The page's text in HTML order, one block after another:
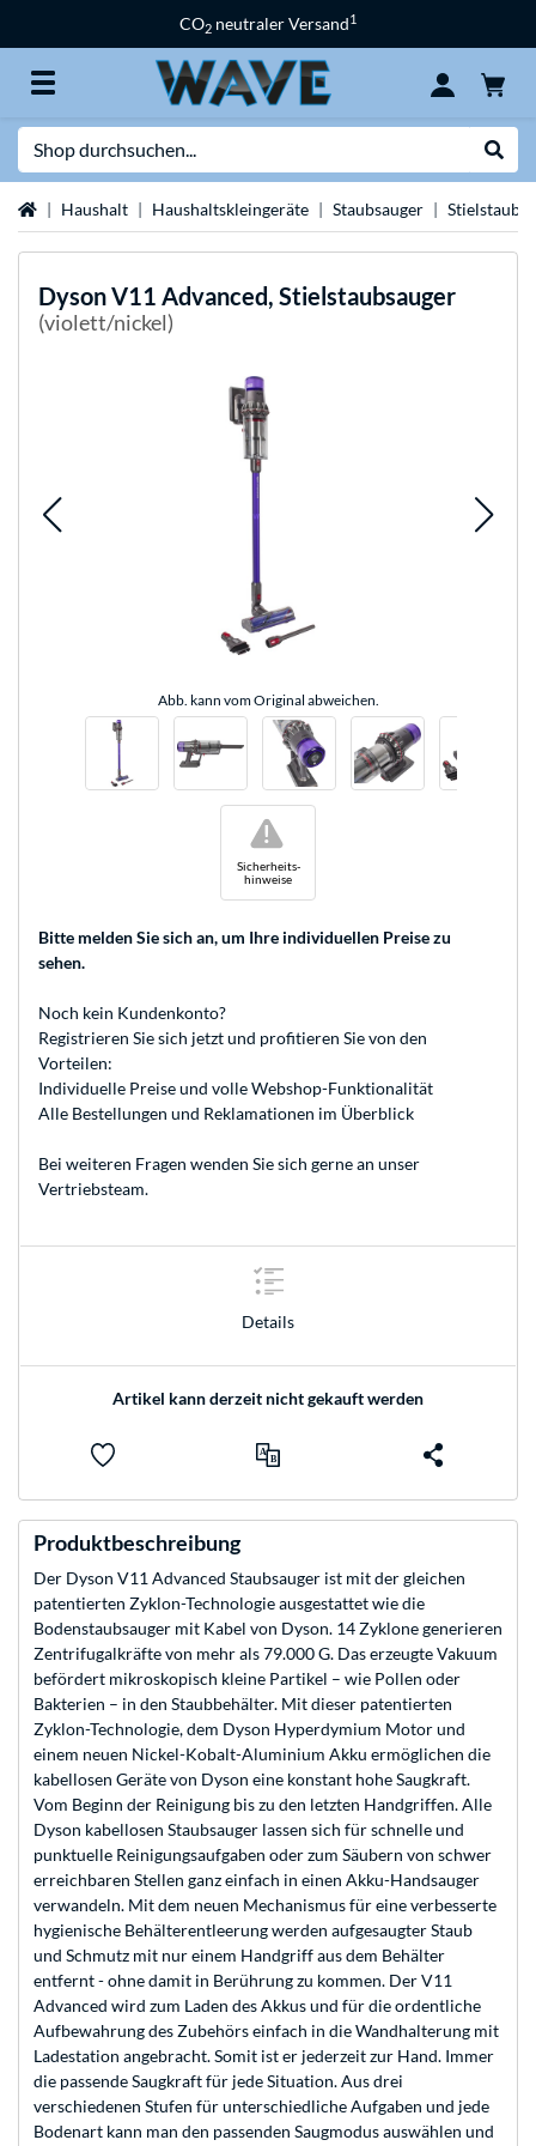
CO2 neutraler Versand1
StartseiteHaushalt Haushaltskleingeräte Staubsauger
DysonV11 Advanced, Stielstaubsauger
(violett/nickel)
Abb. kann vom Original abweichen.
Sicherheits-
hinweise
!
Bitte melden Sie sich an, um Ihre individuellen Preise zu
sehen.
Noch kein Kundenkonto?
Registrieren Sie sich jetzt und profitieren Sie von den
Vorteilen:
Individuelle Preise und volle Webshop-Funktionalität
Alle Bestellungen und Reklamationen im Überblick
Bei weiteren Fragen wenden Sie sich gerne an unser
Vertriebsteam.
Details
Artikel kann derzeit nicht gekauft werden
Produktbeschreibung
Der Dyson V11 Advanced Staubsauger ist mit der gleichen
patentierten Zyklon-Technologie ausgestattet wie die
Bodenstaubsauger mit Kabel von Dyson. 14 Zyklone generieren
Zentrifugalkräfte von mehr als 79.000 G. Das erzeugte Vakuum
befördert mikroskopisch kleine Partikel – wie Pollen oder
Bakterien – in den Staubbehälter. Mit dieser patentierten
Zyklon-Technologie, dem Dyson Hyperdymium Motor und
einem neuen Nickel-Kobalt-Aluminium Akku ermöglichen die
kabellosen Geräte von Dyson eine konstant hohe Saugkraft.
Vom Beginn der Reinigung bis zu den letzten Handgriffen. Alle
Dyson kabellosen Staubsauger lassen sich für schnelle und
punktuelle Reinigungsaufgaben oder zum Säubern von schwer
erreichbaren Stellen ganz einfach in einen Akku-Handsauger
verwandeln. Mit dem neuen Mechanismus für eine verbesserte
hygienische Behälterentleerung werden aufgesaugter Staub
und Schmutz mit nur einem Handgriff aus dem Behälter
entfernt - ohne damit in Berührung zu kommen. Der V11
Advanced wird zum Laden des Akkus und für die ordentliche
Aufbewahrung des Zubehörs einfach in die Wandhalterung mit
Ladestation angebracht. Somit ist er jederzeit zur Hand. Immer
die passende Saugkraft für jede Situation. Aus drei
verschiedenen Stufen für unterschiedliche Aufgaben und jede
Bodenart kann man den passenden Saugmodus auswählen und